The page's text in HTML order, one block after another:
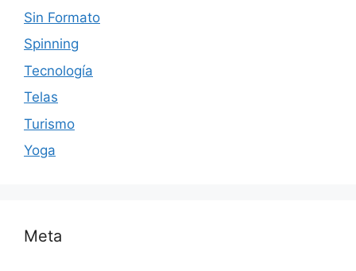
Sin Formato
Spinning
Tecnología
Telas
Turismo
Yoga
Meta